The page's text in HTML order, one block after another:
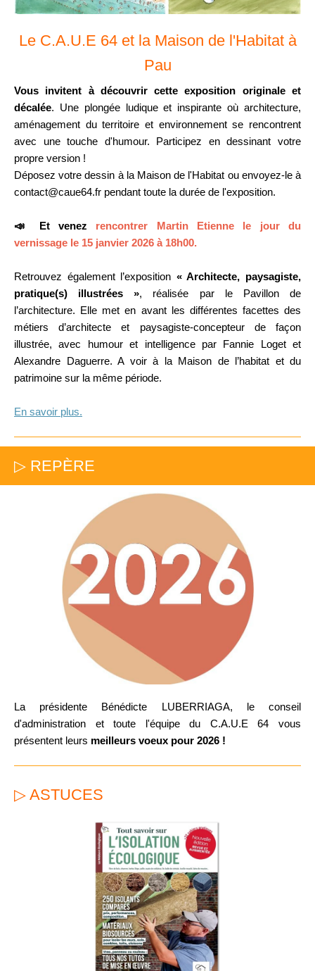
Le C.A.U.E 64 et la Maison de l'Habitat à
Pau
Vous invitent à découvrir cette exposition originale et
décalée. Une plongée ludique et inspirante où architecture,
aménagement du territoire et environnement se rencontrent
avec une touche d'humour. Participez en dessinant votre
propre version !
Déposez votre dessin à la Maison de l'Habitat ou envoyez-le à
contact@caue64.fr pendant toute la durée de l'exposition.
📣 Et venez rencontrer Martin Etienne le jour du
vernissage le 15 janvier 2026 à 18h00.
Retrouvez également l’exposition « Architecte, paysagiste,
pratique(s) illustrées », réalisée par le Pavillon de
l’architecture. Elle met en avant les différentes facettes des
métiers d’architecte et paysagiste-concepteur de façon
illustrée, avec humour et intelligence par Fannie Loget et
Alexandre Daguerre. A voir à la Maison de l’habitat et du
patrimoine sur la même période.
En savoir plus.
▷ REPÈRE
La présidente Bénédicte LUBERRIAGA, le conseil
d'administration et toute l'équipe du C.A.U.E 64 vous
présentent leurs meilleurs voeux pour 2026 !
▷ ASTUCES